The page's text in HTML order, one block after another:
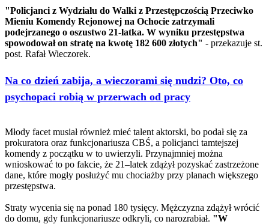
"Policjanci z Wydziału do Walki z Przestępczością Przeciwko
Mieniu Komendy Rejonowej na Ochocie zatrzymali
podejrzanego o oszustwo 21-latka. W wyniku przestępstwa
spowodował on stratę na kwotę 182 600 złotych" - przekazuje st.
post. Rafał Wieczorek.
Na co dzień zabija, a wieczorami się nudzi? Oto, co
psychopaci robią w przerwach od pracy
Młody facet musiał również mieć talent aktorski, bo podał się za
prokuratora oraz funkcjonariusza CBŚ, a policjanci tamtejszej
komendy z początku w to uwierzyli. Przynajmniej można
wnioskować to po fakcie, że 21–latek zdążył pozyskać zastrzeżone
dane, które mogły posłużyć mu chociażby przy planach większego
przestępstwa.
Straty wycenia się na ponad 180 tysięcy. Mężczyzna zdążył wrócić
do domu, gdy funkcjonariusze odkryli, co narozrabiał. "W